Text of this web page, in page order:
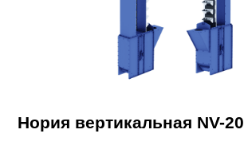
Нория вертикальная NV-20